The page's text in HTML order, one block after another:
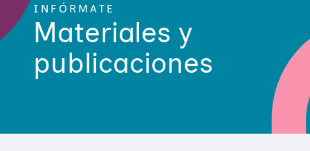
INFÓRMATE
Materiales y
publicaciones